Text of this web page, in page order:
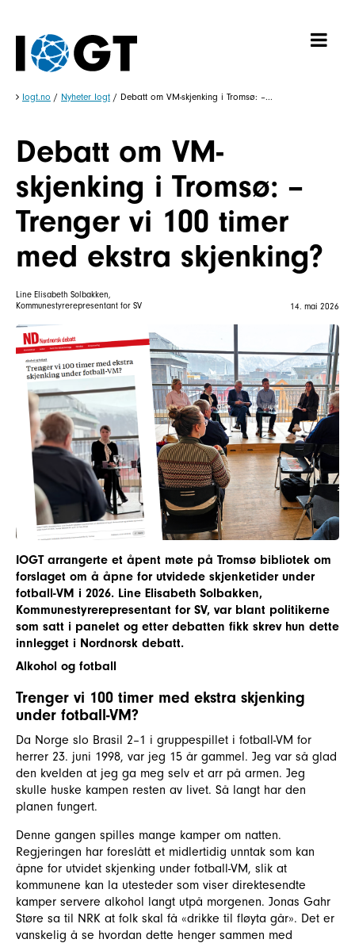
Iogt.no / Nyheter Iogt / Debatt om VM-skjenking i Tromsø: –...
Debatt om VM-
skjenking i Tromsø: –
Trenger vi 100 timer
med ekstra skjenking?
Line Elisabeth Solbakken,
Kommunestyrerepresentant for SV
14. mai 2026
IOGT arrangerte et åpent møte på Tromsø bibliotek om
forslaget om å åpne for utvidede skjenketider under
fotball-VM i 2026. Line Elisabeth Solbakken,
Kommunestyrerepresentant for SV, var blant politikerne
som satt i panelet og etter debatten fikk skrev hun dette
innlegget i Nordnorsk debatt.
Alkohol og fotball
Trenger vi 100 timer med ekstra skjenking
under fotball-VM?
Da Norge slo Brasil 2–1 i gruppespillet i fotball-VM for
herrer 23. juni 1998, var jeg 15 år gammel. Jeg var så glad
den kvelden at jeg ga meg selv et arr på armen. Jeg
skulle huske kampen resten av livet. Så langt har den
planen fungert.
Denne gangen spilles mange kamper om natten.
Regjeringen har foreslått et midlertidig unntak som kan
åpne for utvidet skjenking under fotball-VM, slik at
kommunene kan la utesteder som viser direktesendte
kamper servere alkohol langt utpå morgenen. Jonas Gahr
Støre sa til NRK at folk skal få «drikke til fløyta går». Det er
vanskelig å se hvordan dette henger sammen med